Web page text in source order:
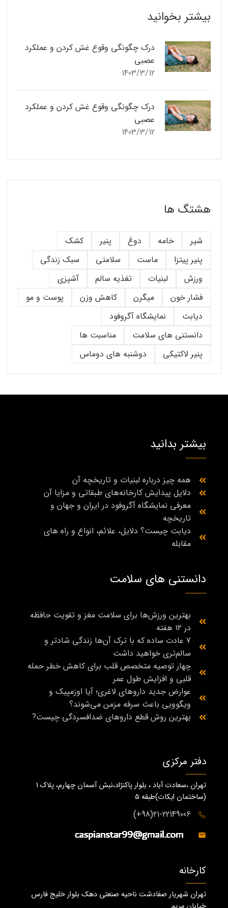
بیشتر بخوانید
درک چگونگی وقوع غش کردن و عملکرد
عصبی
1403/3/12
درک چگونگی وقوع غش کردن و عملکرد
عصبی
1403/3/12
هشتگ ها
شیر خامه دوغ پنیر
کشک
پنیر پیتزا
ماست سلامتی
سبک زندگی
ورزش
لبنیات تغذیه سالم
آشپزی
فشار خون
میگرن کاهش وزن
پوست و مو
دیابت
نمایشگاه آگروفود
دانستنی های سلامت
مناسبت ها
پنیر لاکتیکی
دوشنبه های دوماس
بیشتر بدانید
همه چیز درباره لبنیات و تاریخچه آن
دلایل پیدایش کارخانه‌های طبقاتی و مزایا آن
معرفی نمایشگاه آگروفود در ایران و جهان و
تاریخچه
دیابت چیست؟ دلایل، علائم، انواع و راه‌ های
مقابله
دانستنی های سلامت
بهترین ورزش‌ها برای سلامت مغز و تقویت حافظه
در ۱۲ هفته
7 عادت ساده که با ترک آن‌ها زندگی شادتر و
سالم‌تری خواهید داشت
چهار توصیه متخصص قلب برای کاهش خطر حمله
قلبی و افزایش طول عمر
عوارض جدید داروهای لاغری؛ آیا اوزمپیک و
ویگوویی باعث سرفه مزمن می‌شوند؟
بهترین روش قطع داروهای ضدافسردگی چیست?
دفتر مرکزی
تهران ،سعادت آباد ، بلوار پاکنژاد،نبش آسمان چهارم، پلاک 1
(ساختمان ايكات)طبقه ٥
21-22149006(98+)
کارخانه
تهران شهریار صفادشت ناحیه صنعتی دهک بلوار خلیج فارس